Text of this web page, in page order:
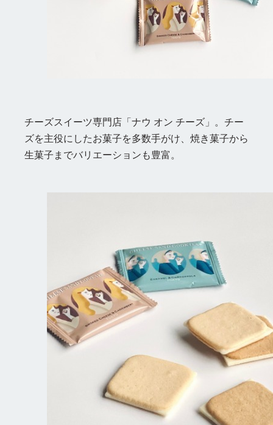
チーズスイーツ専門店「ナウ オン チーズ」。チー
ズを主役にしたお菓子を多数手がけ、焼き菓子から
生菓子までバリエーションも豊富。